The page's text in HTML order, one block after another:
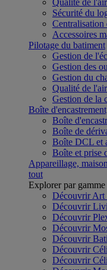
Qualité de l'air
Sécurité du
Centralisation
Accessoires
Pilotage du batiment
Gestion de
Gestion des
Gestion du
Qualité de l'air
Gestion de la
Boîte
Boîte
Boîte de
Boîte DCL et
Boîte et prise
Appareillage,
tout
Explorer par gamme
Découvrir Art
Découvrir
Découvrir
Découvrir
Découvrir
Découvrir
Découvrir